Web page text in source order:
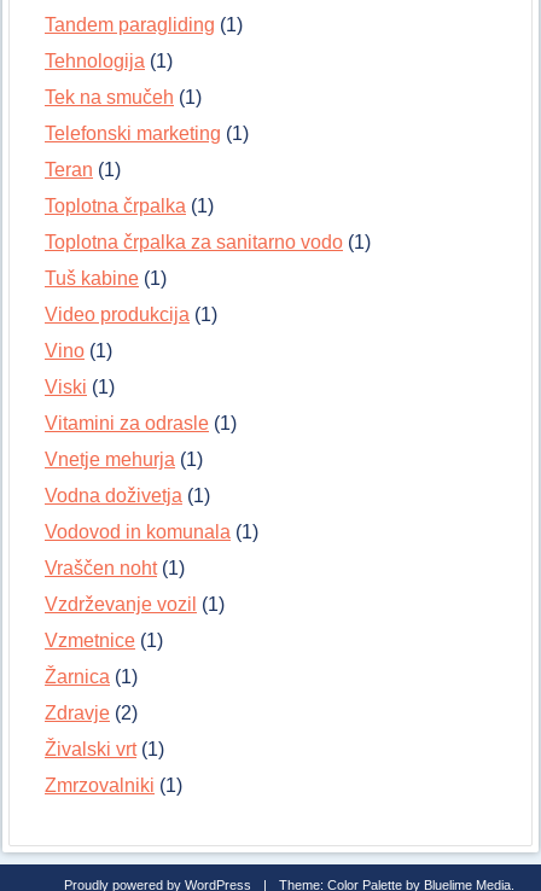
Tandem paragliding (1)
Tehnologija (1)
Tek na smučeh (1)
Telefonski marketing (1)
Teran (1)
Toplotna črpalka (1)
Toplotna črpalka za sanitarno vodo (1)
Tuš kabine (1)
Video produkcija (1)
Vino (1)
Viski (1)
Vitamini za odrasle (1)
Vnetje mehurja (1)
Vodna doživetja (1)
Vodovod in komunala (1)
Vraščen noht(1)
Vzdrževanje vozil (1)
Vzmetnice (1)
Žarnica (1)
Zdravje (2)
Živalski vrt(1)
Zmrzovalniki (1)
Proudly powered by WordPress | Theme: Color Palette by Bluelime Media.